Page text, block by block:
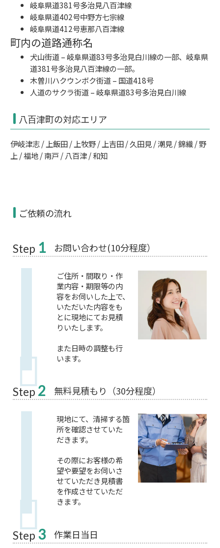
岐阜県道381号多治見八百津線
岐阜県道402号中野方七宗線
岐阜県道412号恵那八百津線
町内の道路通称名
犬山街道– 岐阜県道83号多治見白川線の一部、 岐阜県
道381号多治見八百津線の一部。
木曽川ハクウンボク街道– 国道418号
人道のサクラ街道– 岐阜県道83号多治見白川線
八百津町の対応エリア
伊岐津志 / 上飯田 / 上牧野 / 上吉田 / 久田見 / 潮見 / 錦織 / 野
上 / 福地 / 南戸 / 八百津 / 和知
ご依頼の流れ
Step 1 お問い合わせ(10分程度）
ご住所・間取り・作
業内容・期限等の内
容をお伺いした上で、
いただいた内容をも
とに現地にてお見積
りいたします。
また日時の調整も行
います。
Step 2 無料見積もり（30分程度）
現地にて、清掃する箇
所を確認させていた
だきます。
その際にお客様の希
望や要望をお伺いさ
せていただき見積書
を作成させていただ
きます。
Step 3 作業日当日